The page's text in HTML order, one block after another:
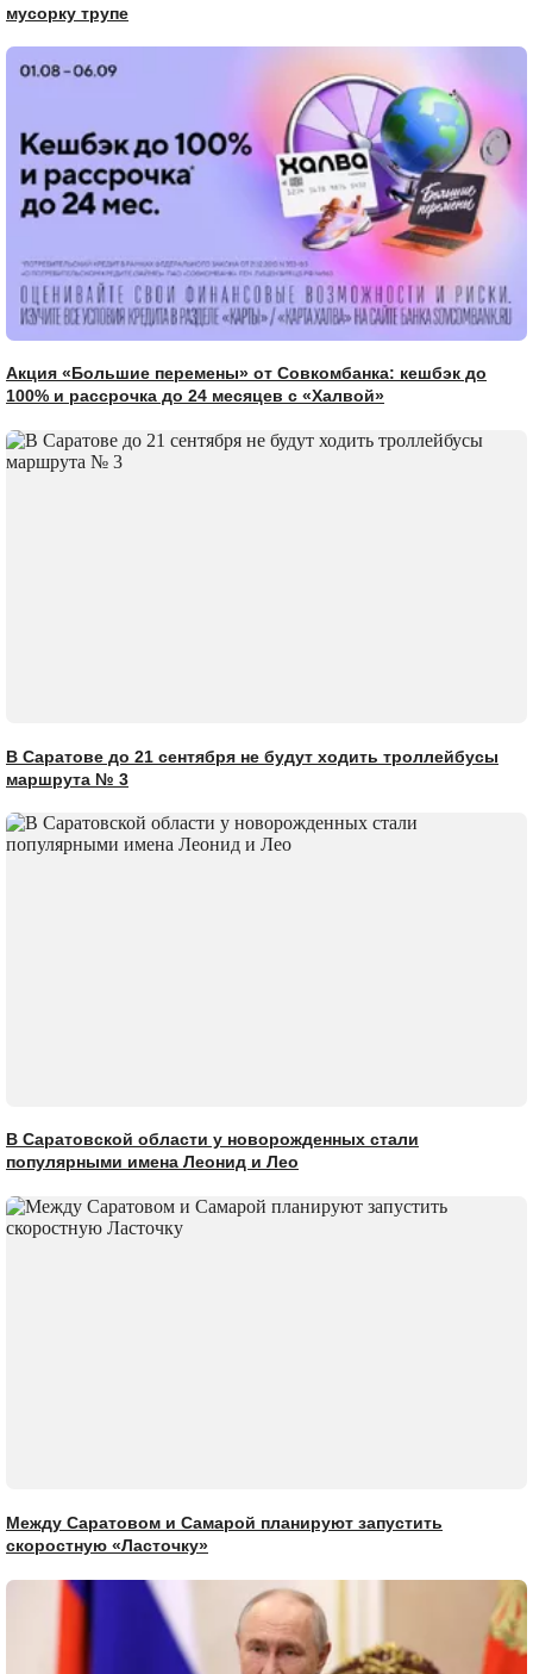
мусорку трупе
Акция «Большие перемены» от Совкомбанка: кешбэк до
100% и рассрочка до 24 месяцев с «Халвой»
В Саратове до 21 сентября не будут ходить троллейбусы
маршрута № 3
В Саратовской области у новорожденных стали
популярными имена Леонид и Лео
Между Саратовом и Самарой планируют запустить
скоростную «Ласточку»